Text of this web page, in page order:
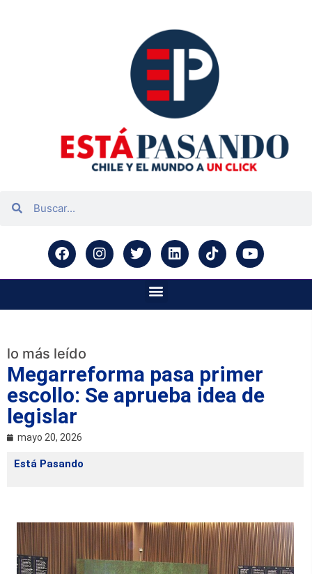
lo más leído
Megarreforma pasa primer
escollo: Se aprueba idea de
legislar
mayo 20, 2026
Está Pasando